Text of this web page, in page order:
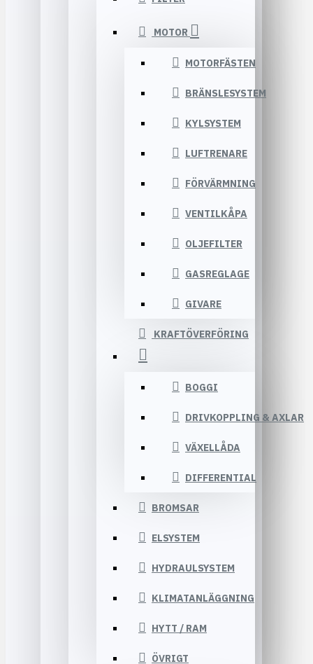
MOTOR
MOTORFÄSTEN
BRÄNSLESYSTEM
KYLSYSTEM
LUFTRENARE
FÖRVÄRMNING
VENTILKÅPA
OLJEFILTER
GASREGLAGE
GIVARE
KRAFTÖVERFÖRING
BOGGI
DRIVKOPPLING & AXLAR
VÄXELLÅDA
DIFFERENTIAL
BROMSAR
ELSYSTEM
HYDRAULSYSTEM
KLIMATANLÄGGNING
HYTT / RAM
ÖVRIGT